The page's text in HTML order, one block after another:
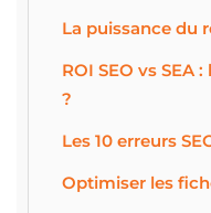
La puissance du
ROI SEO vs SEA
?
Les 10 erreurs
Optimiser les